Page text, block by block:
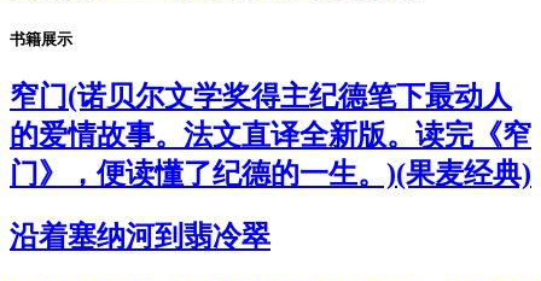
书籍展示
窄门(诺贝尔文学奖得主纪德笔下最动人
的爱情故事。法文直译全新版。读完《窄
门》，便读懂了纪德的一生。)(果麦经典)
沿着塞纳河到翡冷翠